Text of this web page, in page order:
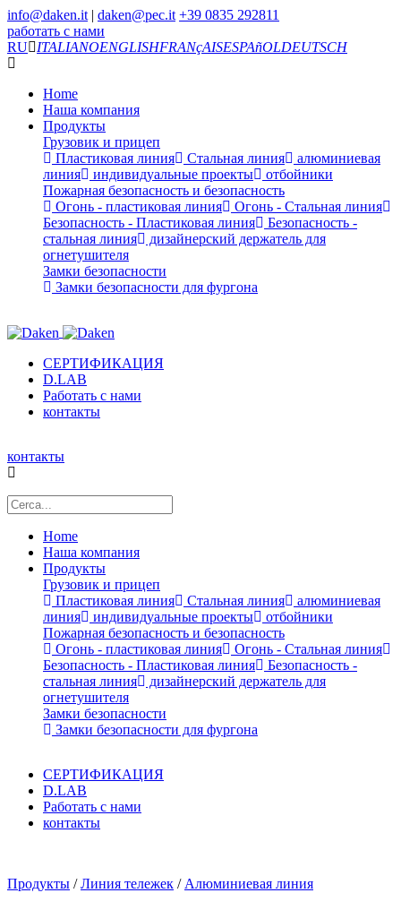
info@daken.it | daken@pec.it +39 0835 292811
работать с нами
RU
ITALIANOENGLISHFRANçAISESPAñOLDEUTSCH
Home
Наша компания
Продукты
Грузовик и прицеп
Пластиковая линия
Стальная линия
алюминиевая
линия
индивидуальные проекты
отбойники
Пожарная безопасность и безопасность
Огонь - пластиковая линия
Огонь - Стальная линия
Безопасность - Пластиковая линия
Безопасность -
стальная линия
дизайнерский держатель для
огнетушителя
Замки безопасности
Замки безопасности для фургона
СЕРТИФИКАЦИЯ
D.LAB
Работать с нами
контакты
контакты
Home
Наша компания
Продукты
Грузовик и прицеп
Пластиковая линия
Стальная линия
алюминиевая
линия
индивидуальные проекты
отбойники
Пожарная безопасность и безопасность
Огонь - пластиковая линия
Огонь - Стальная линия
Безопасность - Пластиковая линия
Безопасность -
стальная линия
дизайнерский держатель для
огнетушителя
Замки безопасности
Замки безопасности для фургона
СЕРТИФИКАЦИЯ
D.LAB
Работать с нами
контакты
Продукты /Линия тележек / Алюминиевая линия